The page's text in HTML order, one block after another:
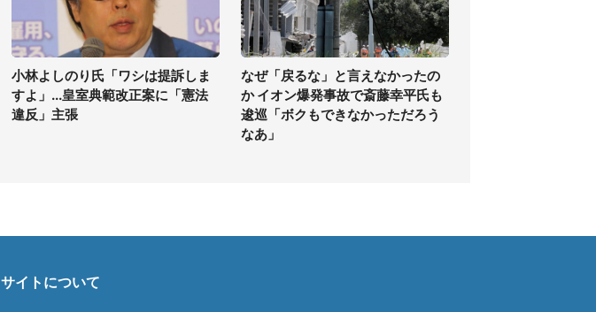
小林よしのり氏「ワシは提訴しま
すよ」...皇室典範改正案に「憲法
違反」主張
なぜ「戻るな」と言えなかったの
か イオン爆発事故で斎藤幸平氏も
逡巡「ボクもできなかっただろう
なあ」
サイトについて